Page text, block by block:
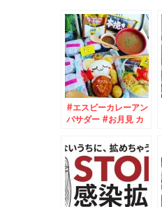
#エスビーカレーアン
バサダー #お月見 カ
カレー編＾＾